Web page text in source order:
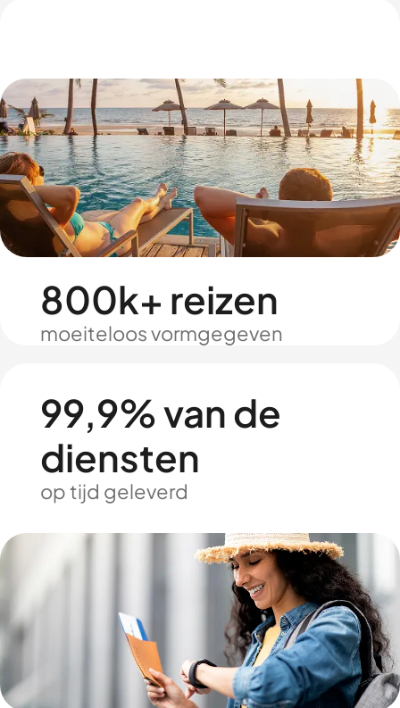
800k+ reizen
moeiteloos vormgegeven
99,9% van de
diensten
op tijd geleverd